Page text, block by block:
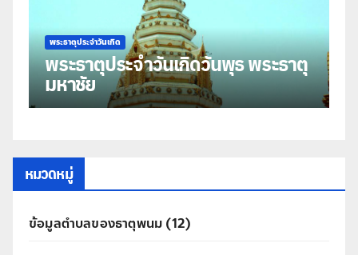
พระธาตุประจำวันเกิด
พระธาตุประจำวันเกิดวันพุธ พระธาตุ
มหาชัย
พระธ
ธาตุศ
หมวดหมู่
ข้อมูลตำบลของธาตุพนม (12)